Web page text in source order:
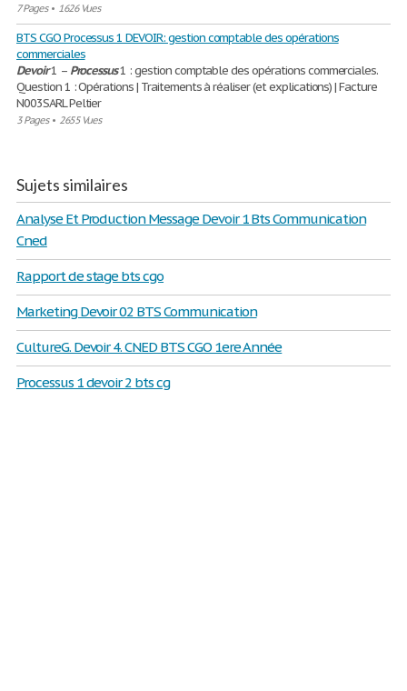
7 Pages• 1626 Vues
BTS CGO Processus 1 DEVOIR: gestion comptable des opérations
commerciales
Devoir1 – Processus1 : gestion comptable des opérations commerciales.
Question 1 : Opérations | Traitements à réaliser (et explications) | Facture
N003SARL Peltier
3 Pages• 2655 Vues
Sujets similaires
Analyse Et Production Message Devoir 1 Bts Communication
Cned
Rapport de stage bts cgo
Marketing Devoir 02 BTS Communication
CultureG. Devoir 4. CNED BTS CGO 1ere Année
Processus 1 devoir 2 bts cg